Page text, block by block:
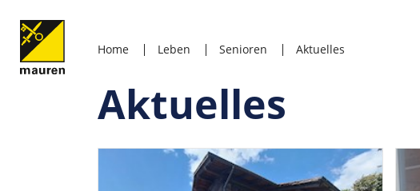
Home Leben Senioren Aktuelles
Aktuelles